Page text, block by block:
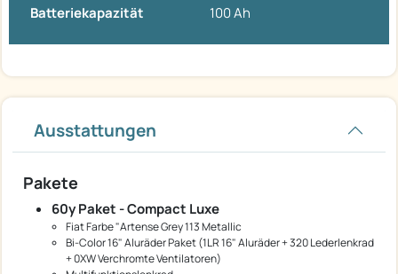
Batteriekapazität
100 Ah
Ausstattungen
Pakete
60y Paket - Compact Luxe
Fiat Farbe "Artense Grey 113 Metallic
Bi-Color 16" Aluräder Paket (1LR 16" Aluräder + 320 Lederlenkrad
+ 0XW Verchromte Ventilatoren)